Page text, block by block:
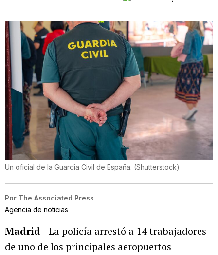
Un oficial de la Guardia Civil de España. (Shutterstock)
Por The Associated Press
Agencia de noticias
Madrid - La policía arrestó a 14 trabajadores
de uno de los principales aeropuertos